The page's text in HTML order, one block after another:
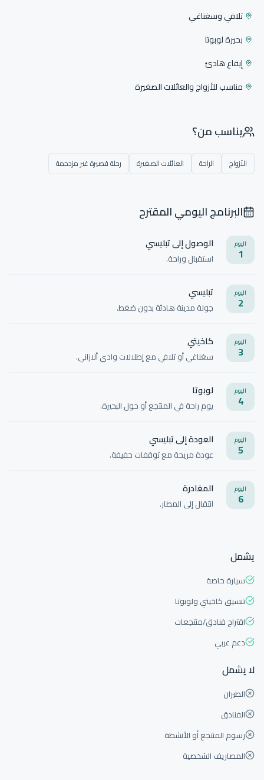
تلافي وسغناغي
بحيرة لوبوتا
إيقاع هادئ
مناسب للأزواج والعائلات الصغيرة
يناسب من؟
الأزواج الراحة العائلات الصغيرة رحلة قصيرة غير مزدحمة
البرنامج اليومي المقترح
اليوم
1
الوصول إلى تبليسي
استقبال وراحة.
اليوم
2
تبليسي
جولة مدينة هادئة بدون ضغط.
اليوم
3
كاخيتي
سغناغي أو تلافي مع إطلالات وادي ألازاني.
اليوم
4
لوبوتا
يوم راحة في المنتجع أو حول البحيرة.
اليوم
5
العودة إلى تبليسي
عودة مريحة مع توقفات خفيفة.
اليوم
6
المغادرة
انتقال إلى المطار.
يشمل
سيارة خاصة
تنسيق كاخيتي ولوبوتا
اقتراح فنادق/منتجعات
دعم عربي
لا يشمل
الطيران
الفنادق
رسوم المنتجع أو الأنشطة
المصاريف الشخصية